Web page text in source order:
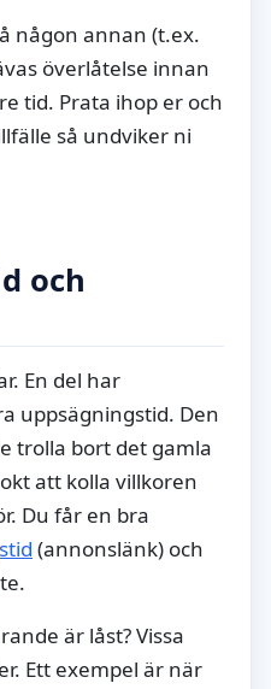
någon annan (t.ex.
överlåtelse innan
tid. Prata ihop er och
så undviker ni
och
En del har
uppsägningstid. Den
trolla bort det gamla
att kolla villkoren
Du får en bra
(annonslänk) och
är låst? Vissa
Ett exempel är när